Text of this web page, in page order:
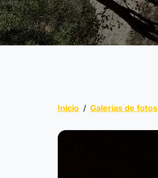
Inicio Galerías de fotos